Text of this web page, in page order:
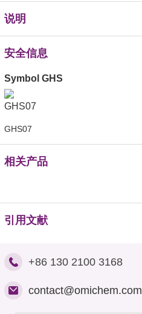
说明
安全信息
Symbol GHS
GHS07
相关产品
引用文献
+86 130 2100 3168
contact@omichem.com